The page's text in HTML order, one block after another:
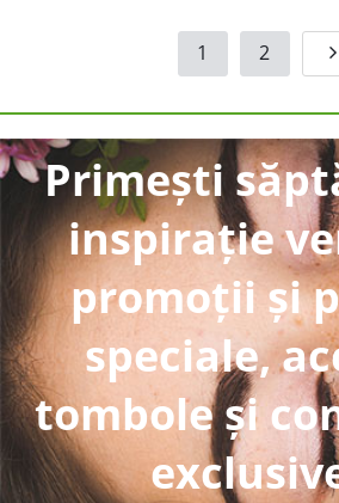
1 2
Primești
inspirație
promoții și
speciale,
tombole și